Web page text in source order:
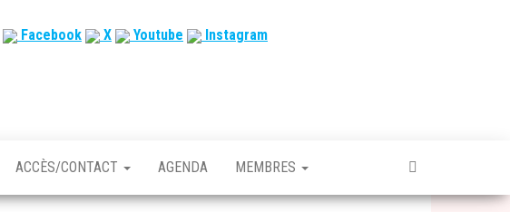
Facebook X Youtube Instagram
ACCÈS/CONTACT AGENDA MEMBRES